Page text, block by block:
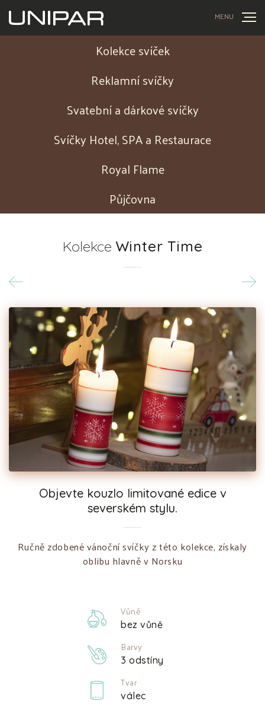
MENU
Kolekce svíček
Reklamní svíčky
Svatební a dárkové svíčky
Svíčky Hotel, SPA a Restaurace
Royal Flame
Půjčovna
Kolekce Winter Time
Objevte kouzlo limitované edice v
severském stylu.
Ručně zdobené vánoční svíčky z této kolekce, získaly
oblibu hlavně v Norsku
Vůně
bez vůně
Barvy
3 odstíny
Tvar
válec